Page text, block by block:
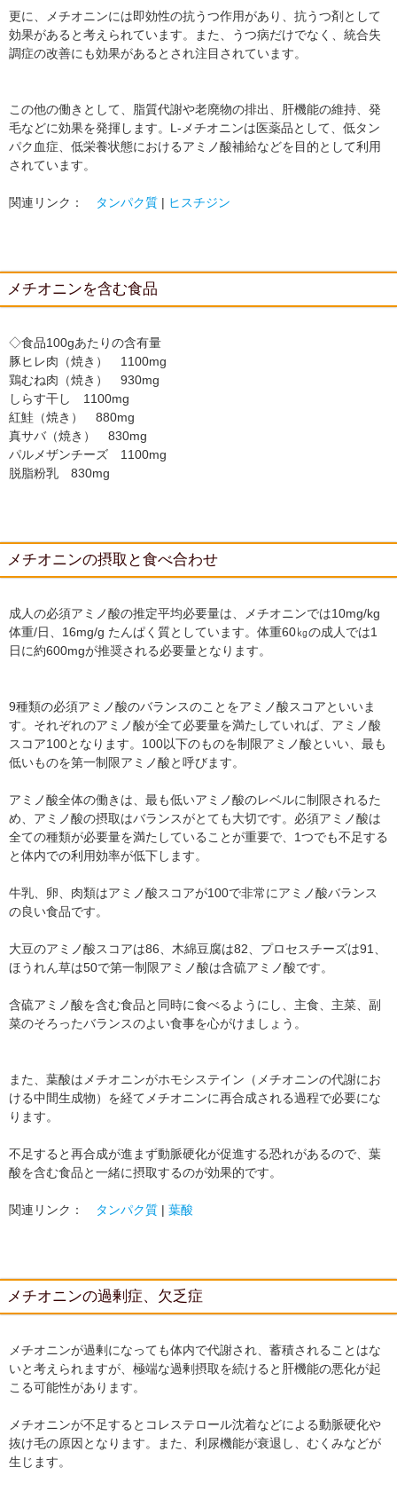
更に、メチオニンには即効性の抗うつ作用があり、抗うつ剤として
効果があると考えられています。また、うつ病だけでなく、統合失
調症の改善にも効果があるとされ注目されています。
この他の働きとして、脂質代謝や老廃物の排出、肝機能の維持、発
毛などに効果を発揮します。L-メチオニンは医薬品として、低タン
パク血症、低栄養状態におけるアミノ酸補給などを目的として利用
されています。
関連リンク： タンパク質 | ヒスチジン
メチオニンを含む食品
◇食品100gあたりの含有量
豚ヒレ肉（焼き） 1100mg
鶏むね肉（焼き） 930mg
しらす干し 1100mg
紅鮭（焼き） 880mg
真サバ（焼き） 830mg
パルメザンチーズ 1100mg
脱脂粉乳 830mg
メチオニンの摂取と食べ合わせ
成人の必須アミノ酸の推定平均必要量は、メチオニンでは10mg/kg
体重/日、16mg/g たんぱく質としています。体重60㎏の成人では1
日に約600mgが推奨される必要量となります。
9種類の必須アミノ酸のバランスのことをアミノ酸スコアといいま
す。それぞれのアミノ酸が全て必要量を満たしていれば、アミノ酸
スコア100となります。100以下のものを制限アミノ酸といい、最も
低いものを第一制限アミノ酸と呼びます。
アミノ酸全体の働きは、最も低いアミノ酸のレベルに制限されるた
め、アミノ酸の摂取はバランスがとても大切です。必須アミノ酸は
全ての種類が必要量を満たしていることが重要で、1つでも不足する
と体内での利用効率が低下します。
牛乳、卵、肉類はアミノ酸スコアが100で非常にアミノ酸バランス
の良い食品です。
大豆のアミノ酸スコアは86、木綿豆腐は82、プロセスチーズは91、
ほうれん草は50で第一制限アミノ酸は含硫アミノ酸です。
含硫アミノ酸を含む食品と同時に食べるようにし、主食、主菜、副
菜のそろったバランスのよい食事を心がけましょう。
また、葉酸はメチオニンがホモシステイン（メチオニンの代謝にお
ける中間生成物）を経てメチオニンに再合成される過程で必要にな
ります。
不足すると再合成が進まず動脈硬化が促進する恐れがあるので、葉
酸を含む食品と一緒に摂取するのが効果的です。
関連リンク： タンパク質 | 葉酸
メチオニンの過剰症、欠乏症
メチオニンが過剰になっても体内で代謝され、蓄積されることはな
いと考えられますが、極端な過剰摂取を続けると肝機能の悪化が起
こる可能性があります。
メチオニンが不足するとコレステロール沈着などによる動脈硬化や
抜け毛の原因となります。また、利尿機能が衰退し、むくみなどが
生じます。